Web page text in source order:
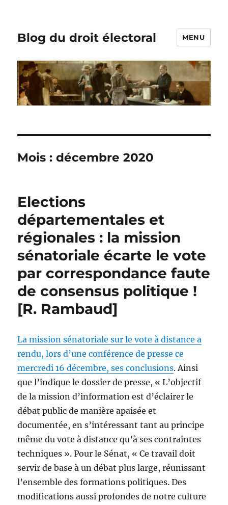
Blog du droit électoral MENU
Mois :décembre 2020
Elections
départementales et
régionales : la mission
sénatoriale écarte le vote
par correspondance faute
de consensus politique !
[R. Rambaud]
La mission sénatoriale sur le vote à distance a
rendu, lors d’une conférence de presse ce
mercredi 16 décembre, ses conclusions. Ainsi
que l’indique le dossier de presse, « L’objectif
de la mission d’information est d’éclairer le
débat public de manière apaisée et
documentée, en s’intéressant tant au principe
même du vote à distance qu’à ses contraintes
techniques ». Pour le Sénat, « Ce travail doit
servir de base à un débat plus large, réunissant
l’ensemble des formations politiques. Des
modifications aussi profondes de notre culture